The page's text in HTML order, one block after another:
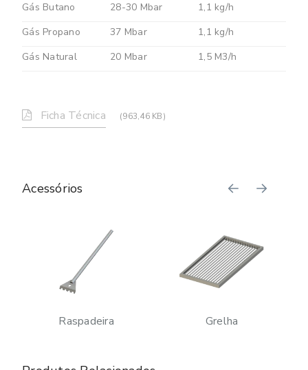
Gás Butano
28-30 Mbar
1,1 kg/h
Gás Propano
37 Mbar
1,1 kg/h
Gás Natural
20 Mbar 1,5 M3/h
Ficha Técnica (963,46 KB)
Acessórios
Raspadeira Grelha